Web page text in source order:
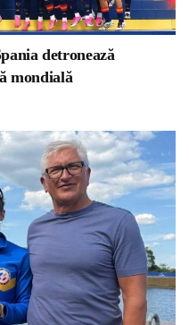
detronează
mondială